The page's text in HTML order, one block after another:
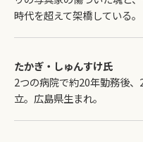
時代を超えて架橋している。
たかぎ・しゅんすけ氏
2つの病院で約20年勤務後
立。広島県生まれ。